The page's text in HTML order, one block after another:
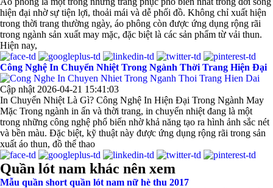
hiện đại nhờ sự tiện lợi, thoải mái và dễ phối đồ. Không chỉ xuất hiện
trong thời trang thường ngày, áo phông còn được ứng dụng rộng rãi
trong ngành sản xuất may mặc, đặc biệt là các sản phẩm từ vải thun.
Hiện nay,
Công Nghệ In Chuyển Nhiệt Trong Ngành Thời Trang Hiện Đại
Cập nhật 2026-04-21 15:41:03
In Chuyển Nhiệt Là Gì? Công Nghệ In Hiện Đại Trong Ngành May
Mặc Trong ngành in ấn và thời trang, in chuyển nhiệt đang là một
trong những công nghệ phổ biến nhờ khả năng tạo ra hình ảnh sắc nét
và bền màu. Đặc biệt, kỹ thuật này được ứng dụng rộng rãi trong sản
xuất áo thun, đồ thể thao
Quần lót nam khác nên xem
Mẫu quần short quần lót nam nữ hè thu 2017